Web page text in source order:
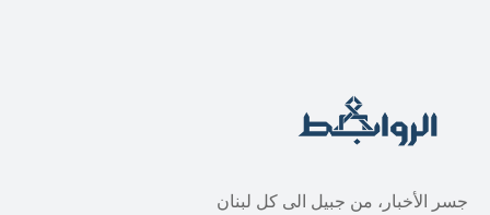
جسر الأخبار، من جبيل الى كل لبنان